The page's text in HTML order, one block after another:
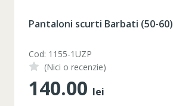
Pantaloni scurti Barbati (50-60)
Cod: 1155-1UZP
(Nici o recenzie)
140.00 lei